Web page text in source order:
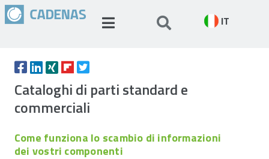
IT
Cataloghi di parti standard e
commerciali
Come funziona lo scambio di informazioni
dei vostri componenti